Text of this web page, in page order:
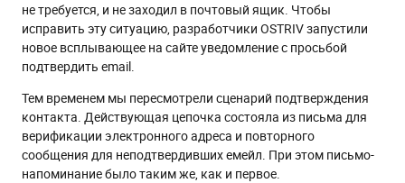
не требуется, и не заходил в почтовый ящик. Чтобы
исправить эту ситуацию, разработчики OSTRIV запустили
новое всплывающее на сайте уведомление с просьбой
подтвердить email.
Тем временем мы пересмотрели сценарий подтверждения
контакта. Действующая цепочка состояла из письма для
верификации электронного адреса и повторного
сообщения для неподтвердивших емейл. При этом письмо-
напоминание было таким же, как и первое.